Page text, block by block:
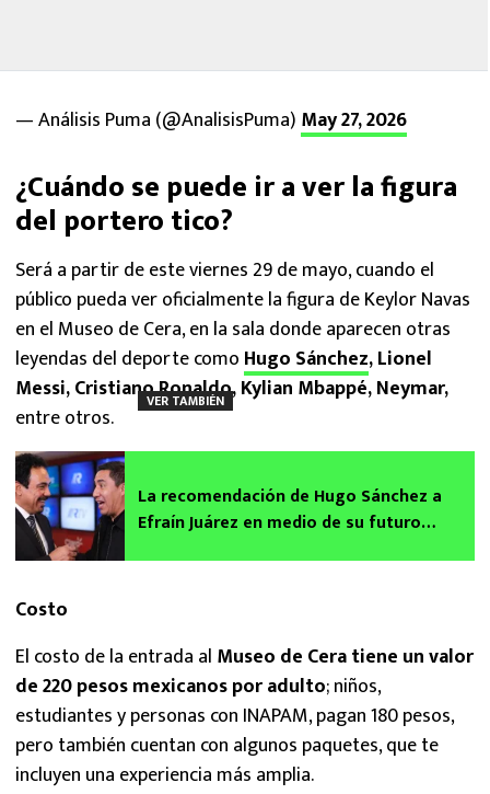
— Análisis Puma (@AnalisisPuma) May 27, 2026
¿Cuándo se puede ir a ver la figura
del portero tico?
Será a partir de este viernes 29 de mayo, cuando el
público pueda ver oficialmente la figura de Keylor Navas
en el Museo de Cera, en la sala donde aparecen otras
leyendas del deporte como Hugo Sánchez, Lionel
Messi, Cristiano Ronaldo, Kylian Mbappé, Neymar,
entre otros.
VER TAMBIÉN
La recomendación de Hugo Sánchez a
Efraín Juárez en medio de su futuro
Costo
El costo de la entrada al Museo de Cera tiene un valor
de 220 pesos mexicanos por adulto; niños,
estudiantes y personas con INAPAM, pagan 180 pesos,
pero también cuentan con algunos paquetes, que te
incluyen una experiencia más amplia.